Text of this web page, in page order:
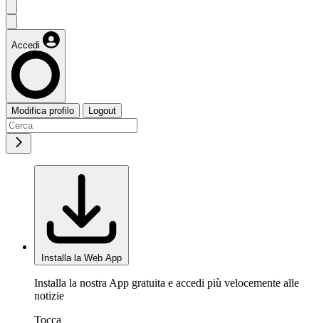
Accedi
Modifica profilo Logout
Installa la Web App
Installa la nostra App gratuita e accedi più velocemente alle
notizie
Tocca